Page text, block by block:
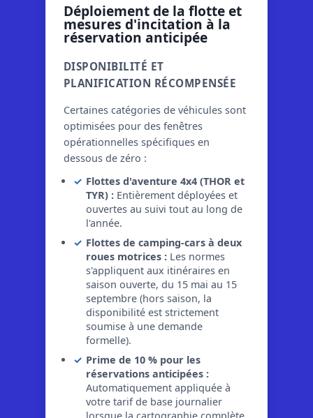
Déploiement de la flotte et
mesures d'incitation à la
réservation anticipée
DISPONIBILITÉ ET
PLANIFICATION RÉCOMPENSÉE
Certaines catégories de véhicules sont
optimisées pour des fenêtres
opérationnelles spécifiques en
dessous de zéro :
Flottes d'aventure 4x4 (THOR et
TYR) :Entièrement déployées et
ouvertes au suivi tout au long de
l'année.
Flottes de camping-cars à deux
roues motrices :Les normes
s'appliquent aux itinéraires en
saison ouverte, du 15 mai au 15
septembre (hors saison, la
disponibilité est strictement
soumise à une demande
formelle).
Prime de 10 % pour les
réservations anticipées :
Automatiquement appliquée à
votre tarif de base journalier